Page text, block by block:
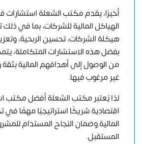
أخيرًا، يقدم مكتب الشعلة
الهياكل المالية للشركات، بما في
هيكلة الشركات، تحسين الربحية،
بفضل هذه الاستشارات المتكاملة،
من الوصول إلى أهدافهم المالية
غير مرغوب فيها.
لذا يُعتبر مكتب الشعلة أفضل مكتب
اقتصادية شريكًا استراتيجيًا مهمًا
المالية وضمان النجاح المستدام
المستقبل.